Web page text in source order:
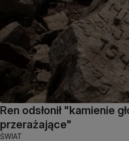
Ren odsłonił "kamienie
przerażające"
ŚWIAT